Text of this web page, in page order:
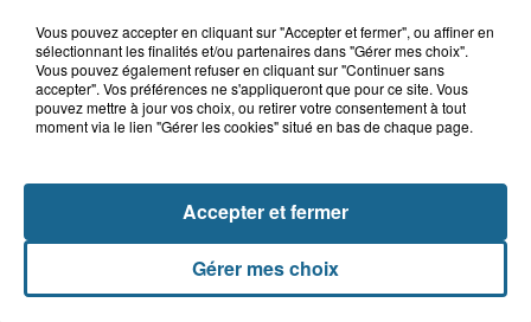
Vous pouvez accepter en cliquant sur "Accepter et fermer", ou affiner en
sélectionnant les finalités et/ou partenaires dans "Gérer mes choix".
Vous pouvez également refuser en cliquant sur "Continuer sans
accepter". Vos préférences ne s'appliqueront que pour ce site. Vous
pouvez mettre à jour vos choix, ou retirer votre consentement à tout
moment via le lien "Gérer les cookies" situé en bas de chaque page.
Gérer mes choix
Accepter et fermer